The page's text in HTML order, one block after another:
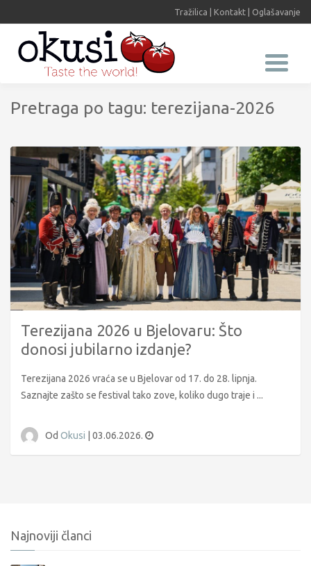
Tražilica Kontakt Oglašavanje
Pretraga po tagu: terezijana-2026
Terezijana 2026 u Bjelovaru: Što
donosi jubilarno izdanje?
Terezijana 2026 vraća se u Bjelovar od 17. do 28. lipnja.
Saznajte zašto se festival tako zove, koliko dugo traje i ...
Od Okusi | 03.06.2026.
Najnoviji članci